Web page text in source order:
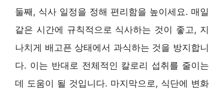
둘째, 식사 일정을 정해 편리함을 높이세요. 매일
같은 시간에 규칙적으로 식사하는 것이 좋고, 지
나치게 배고픈 상태에서 과식하는 것을 방지합니
다. 이는 반대로 전체적인 칼로리 섭취를 줄이는
데 도움이 될 것입니다. 마지막으로, 식단에 변화